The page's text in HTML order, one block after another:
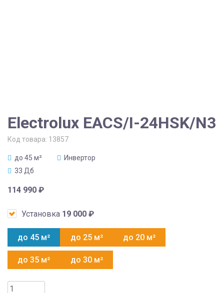
Electrolux EACS/I-24HSK/N3
Код товара: 13857
до 45 м²
Инвертор
33 Дб
114 990 ₽
Установка 19 000 ₽
до 45 м² до 25 м² до 20 м²
до 35 м² до 30 м²
Количество